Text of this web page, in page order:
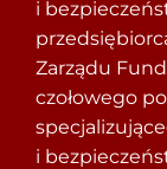
i
Zarządu
czołowego
i